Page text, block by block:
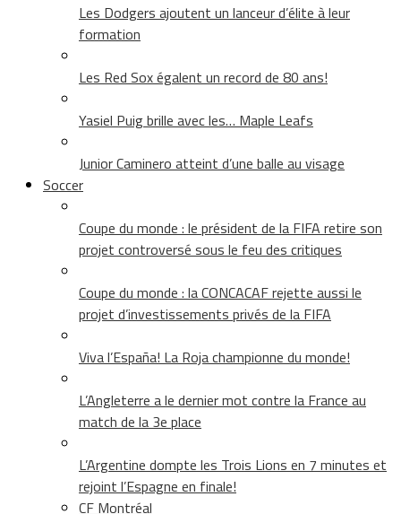
Les Dodgers ajoutent un lanceur d’élite à leur
formation
Les Red Sox égalent un record de 80 ans!
Yasiel Puig brille avec les… Maple Leafs
Junior Caminero atteint d’une balle au visage
Soccer
Coupe du monde : le président de la FIFA retire son
projet controversé sous le feu des critiques
Coupe du monde : la CONCACAF rejette aussi le
projet d’investissements privés de la FIFA
Viva l’España! La Roja championne du monde!
L’Angleterre a le dernier mot contre la France au
match de la 3e place
L’Argentine dompte les Trois Lions en 7 minutes et
rejoint l’Espagne en finale!
CF Montréal